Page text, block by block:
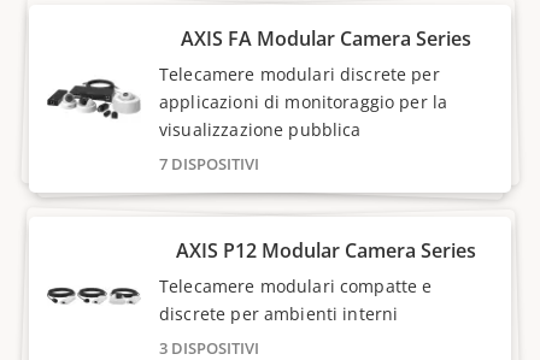
AXIS FA Modular Camera Series
7 DISPOSITIVI
Telecamere modulari discrete per
applicazioni di monitoraggio per la
visualizzazione pubblica
AXIS P12 Modular Camera Series
3 DISPOSITIVI
Telecamere modulari compatte e
discrete per ambienti interni